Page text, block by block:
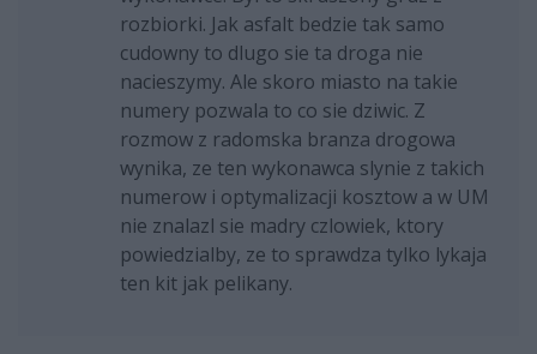
rozbiorki. Jak asfalt bedzie tak samo
cudowny to dlugo sie ta droga nie
nacieszymy. Ale skoro miasto na takie
numery pozwala to co sie dziwic. Z
rozmow z radomska branza drogowa
wynika, ze ten wykonawca slynie z takich
numerow i optymalizacji kosztow a w UM
nie znalazl sie madry czlowiek, ktory
powiedzialby, ze to sprawdza tylko lykaja
ten kit jak pelikany.